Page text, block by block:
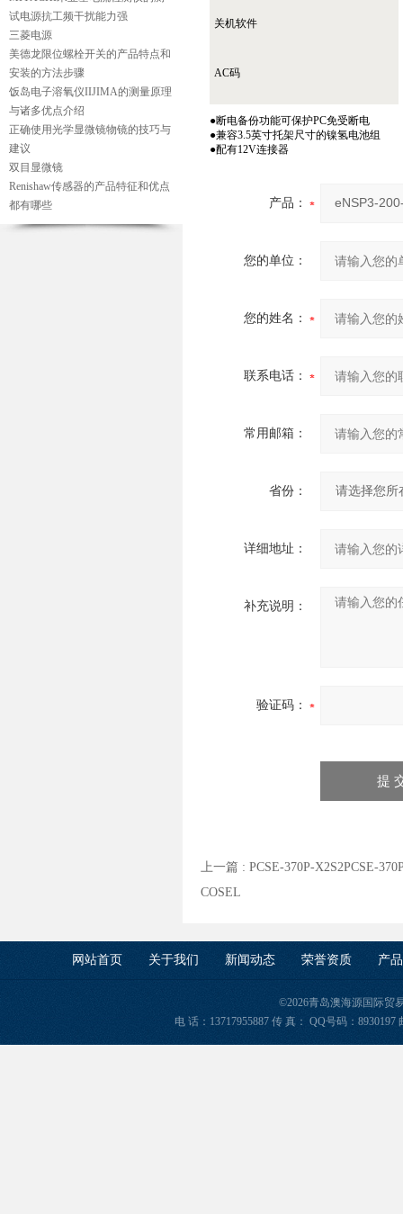
试电源抗工频干扰能力强
三菱电源
美德龙限位螺栓开关的产品特点和
安装的方法步骤
饭岛电子溶氧仪IIJIMA的测量原理
与诸多优点介绍
正确使用光学显微镜物镜的技巧与
建议
双目显微镜
Renishaw传感器的产品特征和优点
都有哪些
关机软件
AC码
●断电备份功能可保护PC免受断电
●兼容3.5英寸托架尺寸的镍氢电池组
●配有12V连接器
产品：
您的单位：
您的姓名：
联系电话：
常用邮箱：
省份：
详细地址：
补充说明：
验证码：
上一篇 : PCSE-370P-X2S2PCSE-
COSEL
网站首页 关于我们 新闻动态 荣誉资质 产
©2026青岛澳海源国际贸
电 话：13717955887 传 真： QQ号码：